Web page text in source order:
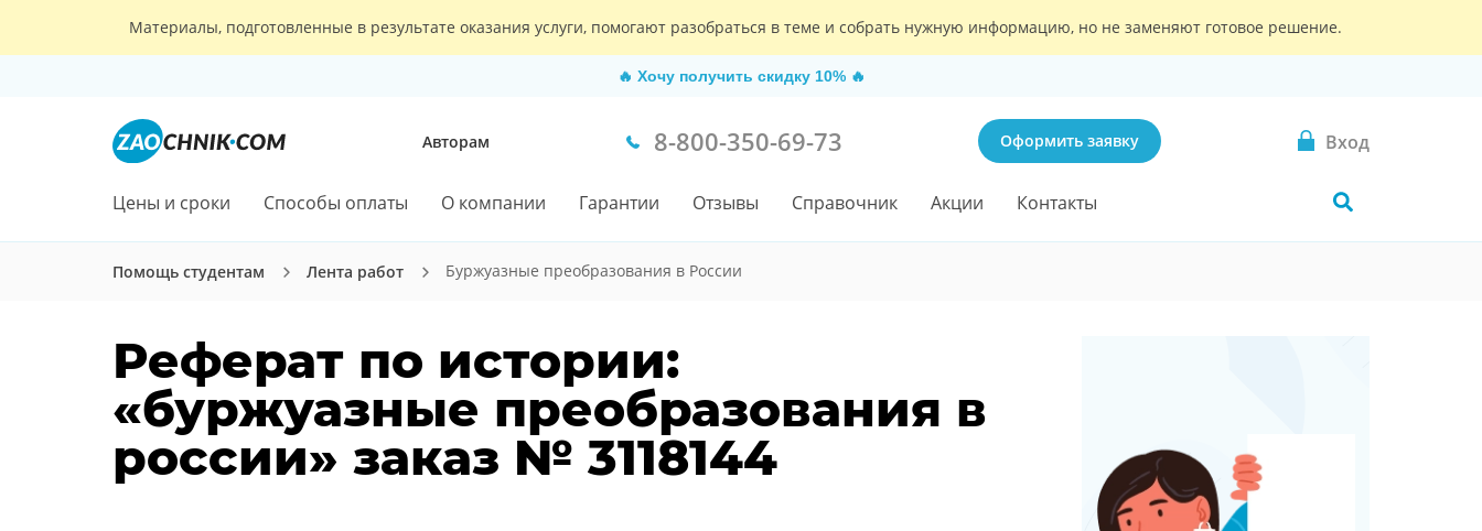
Материалы, подготовленные в результате оказания услуги, помогают разобраться в теме и собрать нужную информацию, но не заменяют готовое решение.
🔥 Хочу получить скидку 10% 🔥
Авторам 8-800-350-69-73 Оформить заявку Вход
Цены и сроки Способы оплаты О компании Гарантии Отзывы Справочник Акции Контакты
Помощь студентам Лента работ Буржуазные преобразования в России
Реферат по истории:
«буржуазные преобразования в
россии» заказ № 3118144